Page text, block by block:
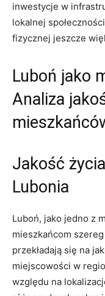
inwestycje w
lokalnej
fizycznej jeszcze
Luboń jako
Analiza
Jakość
Lubonia
Luboń, jako jedno z
mieszkańcom
przekładają się na
miejscowości w
względu na